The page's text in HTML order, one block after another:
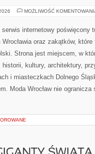
MOŻLIWOŚĆ
serwis internetowy
oraz zakątków,
Strona jest miejscem, w
kultury, architektury,
i miasteczkach Dolnego
Moda Wrocław nie ogranicza